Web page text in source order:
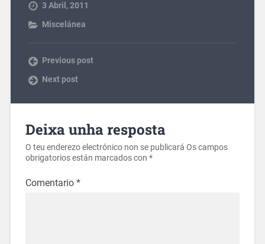
3 Abril, 2011
Miscelánea
Previous post
Next post
Deixa unha resposta
O teu enderezo electrónico non se publicará Os campos
obrigatorios están marcados con *
Comentario *